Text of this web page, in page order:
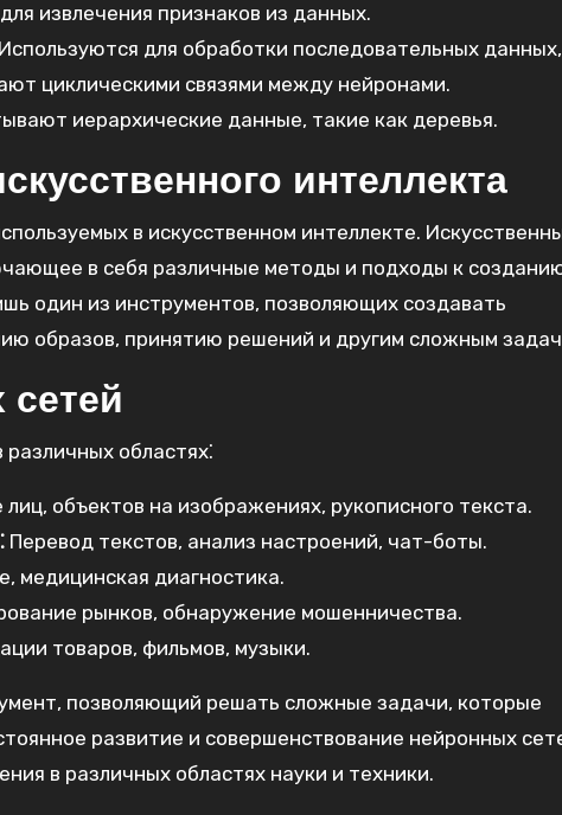
извлечения признаков из данных.
Используются для обработки последовательных данных,
циклическими связями между нейронами.
иерархические данные, такие как деревья.
интеллекта
в искусственном интеллекте.
в себя различные методы и подходы к
один из инструментов, позволяющих создавать
образов, принятию решений и другим сложным
областях⁚
лиц, объектов на изображениях, рукописного текста.
Перевод текстов, анализ настроений, чат-боты.
медицинская диагностика.
рынков, обнаружение мошенничества.
товаров, фильмов, музыки.
позволяющий решать сложные задачи, которые
развитие и совершенствование нейронных
в различных областях науки и техники.